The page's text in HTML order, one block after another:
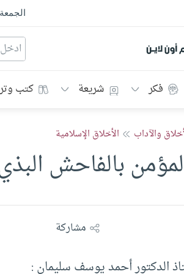
أون لاين
فكر شريعة كتب
والآداب الأخلاق الإسلامية
بالفاحش
مشاركة
الدكتور أحمد يوسف سليمان :